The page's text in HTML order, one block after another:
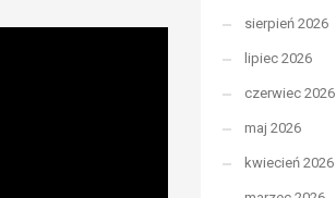
sierpień 2026
lipiec 2026
czerwiec 2026
maj 2026
kwiecień 2026